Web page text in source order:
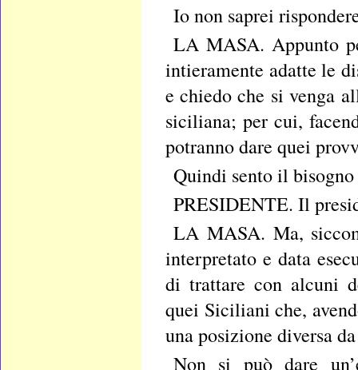
Io non saprei
LA MASA. Appunto
intieramente adatte le
e chiedo che si venga
siciliana; per cui,
potranno dare quei
Quindi sento il
PRESIDENTE. Il
LA MASA. Ma,
interpretato e data
di trattare con alcuni
quei Siciliani che,
una posizione diversa
Non si può dare